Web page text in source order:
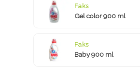
Faks
Gel color 900 ml
Faks
Baby 900 ml